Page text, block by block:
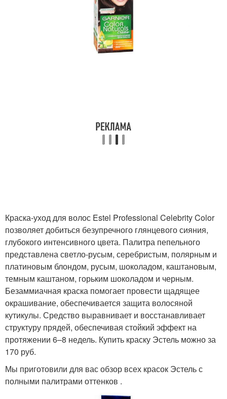
Краска-уход для волос Estel Professional Celebrity Color
позволяет добиться безупречного глянцевого сияния,
глубокого интенсивного цвета. Палитра пепельного
представлена светло-русым, серебристым, полярным и
платиновым блондом, русым, шоколадом, каштановым,
темным каштаном, горьким шоколадом и черным.
Безаммиачная краска помогает провести щадящее
окрашивание, обеспечивается защита волосяной
кутикулы. Средство выравнивает и восстанавливает
структуру прядей, обеспечивая стойкий эффект на
протяжении 6–8 недель. Купить краску Эстель можно за
170 руб.
Мы приготовили для вас обзор всех красок Эстель с
полными палитрами оттенков .